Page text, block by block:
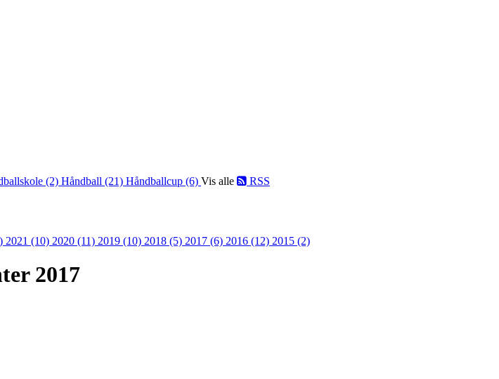
(2) Håndball (21) Håndballcup (6) Vis alle RSS
2021 (10) 2020 (11) 2019 (10) 2018 (5) 2017 (6) 2016 (12) 2015 (2)
2017